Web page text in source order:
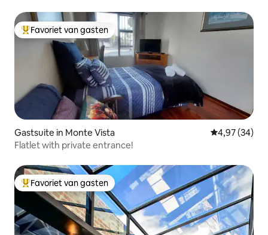
Topfavoriet van gasten
Favoriet van gasten
Gastsuite in Monte Vista Gemiddelde
4,97 (34)
Flatlet with private entrance!
Topfavoriet van gasten
Favoriet van gasten